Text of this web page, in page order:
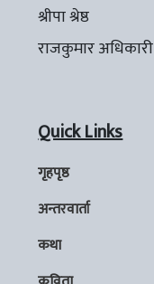
श्रीपा श्रेष्ठ
राजकुमार अधिकारी
Quick Links
गृहपृष्ठ
अन्तरवार्ता
कथा